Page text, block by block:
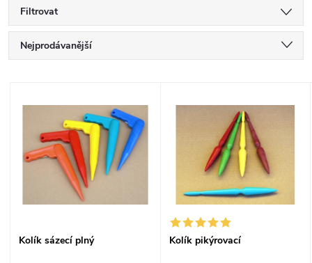
Filtrovat
Ř
Nejprodávanější
Abecedně
V
p
sKolík sázecí plný Kolík pikýrovací